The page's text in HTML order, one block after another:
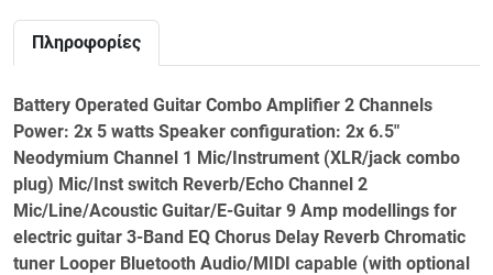
Πληροφορίες
Battery Operated Guitar Combo Amplifier 2 Channels
Power: 2x 5 watts Speaker configuration: 2x 6.5"
Neodymium Channel 1 Mic/Instrument (XLR/jack combo
plug) Mic/Inst switch Reverb/Echo Channel 2
Mic/Line/Acoustic Guitar/E-Guitar 9 Amp modellings for
electric guitar 3-Band EQ Chorus Delay Reverb Chromatic
tuner Looper Bluetooth Audio/MIDI capable (with optional